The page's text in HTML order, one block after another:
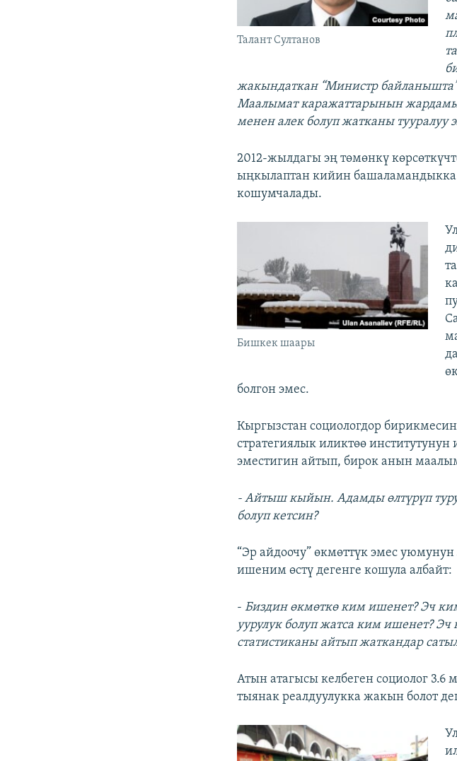
Талант Султанов
жакындаткан “Министр
Маалымат каражаттарынын
менен алек болуп жатканы тууралуу
2012-жылдагы эң төмөнкү
ыңкылаптан кийин башаламандыкка
кошумчалады.
Бишкек шаары
болгон эмес.
Кыргызстан социологдор
стратегиялык иликтөө
эместигин айтып, бирок анын
- Айтыш кыйын. Адамды өлтүрүп
болуп кетсин?
“Эр айдоочу” өкмөттүк эмес
ишеним өстү дегенге кошула албайт:
- Биздин өкмөткө ким ишенет? Эч
уурулук болуп жатса ким ишенет?
статистиканы айтып жаткандар
Атын атагысы келбеген социолог
тыянак реалдуулукка жакын болот